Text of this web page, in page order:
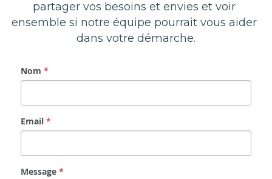
partager vos besoins et envies et voir
ensemble si notre équipe pourrait vous aider
dans votre démarche.
Nom *
Email*
Message*